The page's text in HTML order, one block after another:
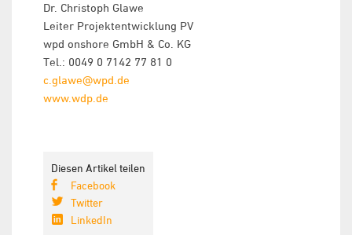
Dr. Christoph Glawe
Leiter Projektentwicklung PV
wpd onshore GmbH & Co. KG
Tel.: 0049 0 7142 77 81 0
c.glawe@wpd.de
www.wdp.de
Diesen Artikel teilen
Facebook
Twitter
LinkedIn